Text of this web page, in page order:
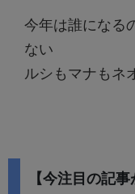
今年は誰になる
ない
ルシもマナもネ
【今注目の記